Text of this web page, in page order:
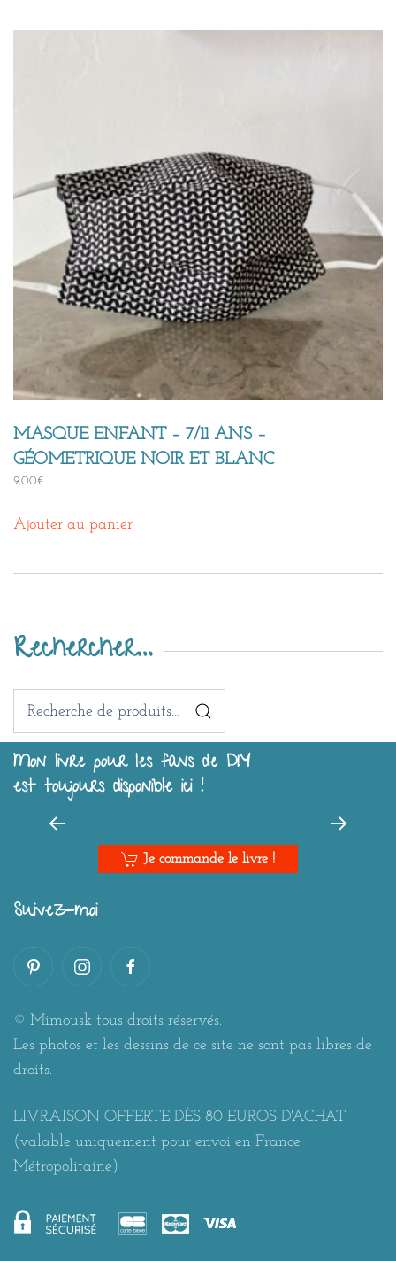
MASQUE ENFANT – 7/11 ANS –
GÉOMETRIQUE NOIR ET BLANC
9,00€
Ajouter au panier
Rechercher…
Recherche
Mon livre pour les fans de DIY
est toujours disponible ici !
Je commande le livre !
Suivez-moi
© Mimousk tous droits réservés.
Les photos et les dessins de ce site ne sont pas libres de
droits.
LIVRAISON OFFERTE DÈS 80 EUROS D'ACHAT
(valable uniquement pour envoi en France
Métropolitaine)